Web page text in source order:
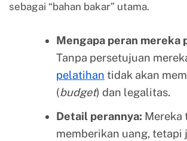
sebagai “bahan bakar” utama.
Mengapa peran mereka
Tanpa persetujuan
pelatihan tidak akan
(budget) dan legalitas.
Detail perannya: Mereka
memberikan uang, tetapi